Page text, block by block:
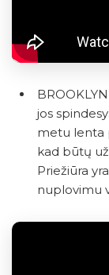
jos
metu lenta
kad būtų
Priežiūra
nuplovimu